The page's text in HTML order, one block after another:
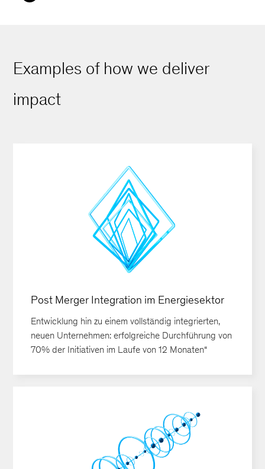
Examples of how we deliver
impact
Post Merger Integration im Energiesektor
Entwicklung hin zu einem vollständig integrierten,
neuen Unternehmen: erfolgreiche Durchführung von
70% der Initiativen im Laufe von 12 Monaten“